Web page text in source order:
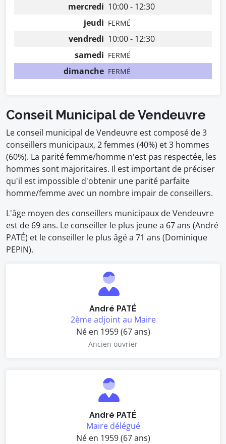
mercredi 10:00 - 12:30
jeudi FERMÉ
vendredi 10:00 - 12:30
samedi FERMÉ
dimanche FERMÉ
Conseil Municipal de Vendeuvre
Le conseil municipal de Vendeuvre est composé de 3
conseillers municipaux, 2 femmes (40%) et 3 hommes
(60%). La parité femme/homme n'est pas respectée, les
hommes sont majoritaires. Il est important de préciser
qu'il est impossible d'obtenir une parité parfaite
homme/femme avec un nombre impair de conseillers.
L'âge moyen des conseillers municipaux de Vendeuvre
est de 69 ans. Le conseiller le plus jeune a 67 ans (André
PATÉ) et le conseiller le plus âgé a 71 ans (Dominique
PEPIN).
André PATÉ
2ème adjoint au Maire
Né en 1959 (67 ans)
Ancien ouvrier
André PATÉ
Maire délégué
Né en 1959 (67 ans)